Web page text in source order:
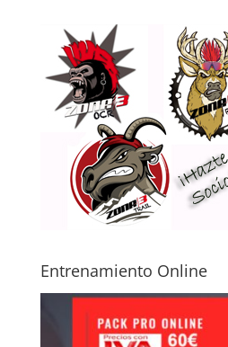
Entrenamiento Online